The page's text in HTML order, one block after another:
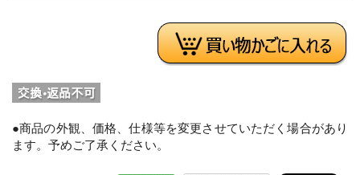
●商品の外観、価格、仕様等を変更させていただく場合があり
ます。予めご了承ください。